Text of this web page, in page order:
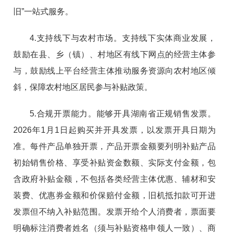
旧”一站式服务。
4.支持线下与农村市场。支持线下实体商业发展，
鼓励在县、乡（镇）、村地区有线下网点的经营主体参
与，鼓励线上平台经营主体推动服务资源向农村地区倾
斜，保障农村地区居民参与补贴政策。
5.合规开票能力。能够开具湖南省正规销售发票。
2026年1月1日起购买并开具发票，以发票开具日期为
准。每件产品单独开票，产品开票金额要列明补贴产品
初始销售价格、享受补贴资金数额、实际支付金额，包
含政府补贴金额，不包括各类经营主体优惠、辅材和安
装费、优惠券金额和价保赔付金额，旧机抵扣款可开进
发票但不纳入补贴范围。发票开给个人消费者，票面要
明确标注消费者姓名（须与补贴资格申领人一致）、商